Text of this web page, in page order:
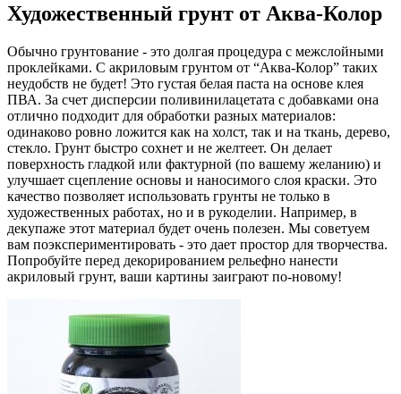
Художественный грунт от Аква-Колор
Обычно грунтование - это долгая процедура с межслойными
проклейками. С акриловым грунтом от “Аква-Колор” таких
неудобств не будет! Это густая белая паста на основе клея
ПВА. За счет дисперсии поливинилацетата с добавками она
отлично подходит для обработки разных материалов:
одинаково ровно ложится как на холст, так и на ткань, дерево,
стекло. Грунт быстро сохнет и не желтеет. Он делает
поверхность гладкой или фактурной (по вашему желанию) и
улучшает сцепление основы и наносимого слоя краски. Это
качество позволяет использовать грунты не только в
художественных работах, но и в рукоделии. Например, в
декупаже этот материал будет очень полезен. Мы советуем
вам поэкспериментировать - это дает простор для творчества.
Попробуйте перед декорированием рельефно нанести
акриловый грунт, ваши картины заиграют по-новому!